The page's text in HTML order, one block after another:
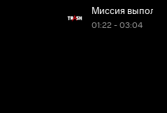
Миссия
01:22 - 03:04